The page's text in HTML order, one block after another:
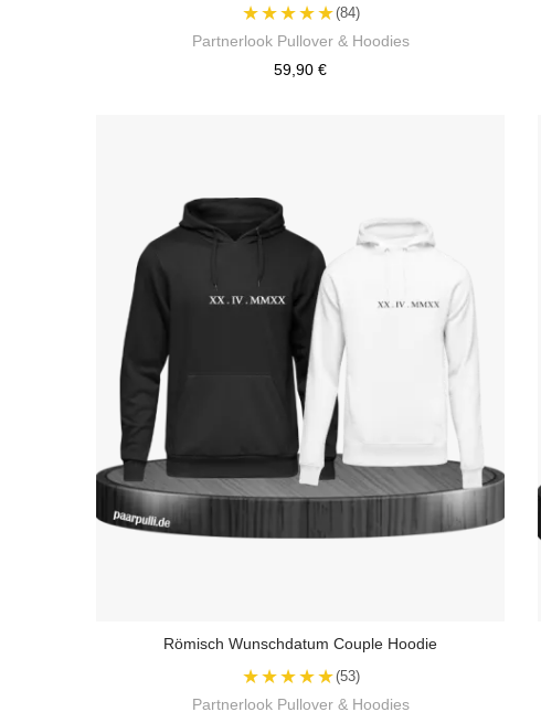
★★★★★(84)
Partnerlook Pullover & Hoodies
59,90 €
Römisch Wunschdatum Couple Hoodie
★★★★★(53)
Partnerlook Pullover & Hoodies